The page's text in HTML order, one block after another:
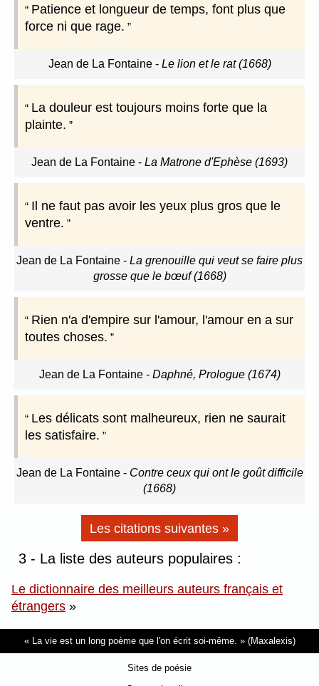
Patience et longueur de temps, font plus que
force ni que rage.
Jean de La Fontaine- Le lion et le rat (1668)
La douleur est toujours moins forte que la
plainte.
Jean de La Fontaine - La Matrone d'Ephèse (1693)
Il ne faut pas avoir les yeux plus gros que le
ventre.
Jean de La Fontaine - La grenouille qui veut se faire plus
grosse que le bœuf (1668)
Rien n'a d'empire sur l'amour, l'amour en a sur
toutes choses.
Jean de La Fontaine- Daphné, Prologue (1674)
Les délicats sont malheureux, rien ne saurait
les satisfaire.
Jean de La Fontaine- Contre ceux qui ont le goût difficile
(1668)
Les citations suivantes »
3 - La liste des auteurs populaires :
Le dictionnaire des meilleurs auteurs français et
étrangers »
La vie est un long poème que l'on écrit soi-même. (Maxalexis)
Sites de poésie